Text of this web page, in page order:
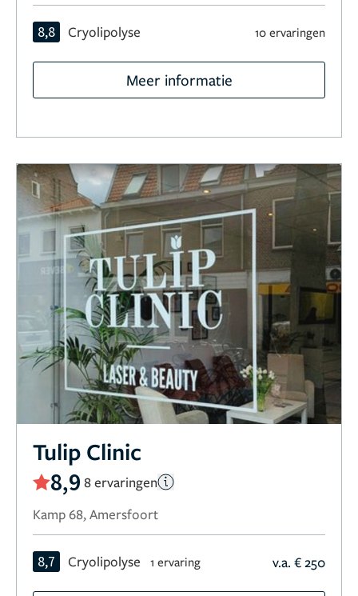
8,8 Cryolipolyse 10 ervaringen
Meer informatie
Tulip Clinic
8,9 8 ervaringen
Kamp 68, Amersfoort
8,7 Cryolipolyse 1 ervaring v.a. € 250